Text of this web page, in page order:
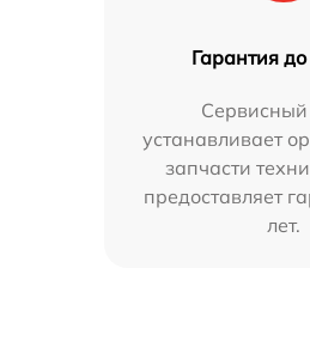
Гарантия
Сервисный
устанавливает
запчасти
предоставляет
лет.